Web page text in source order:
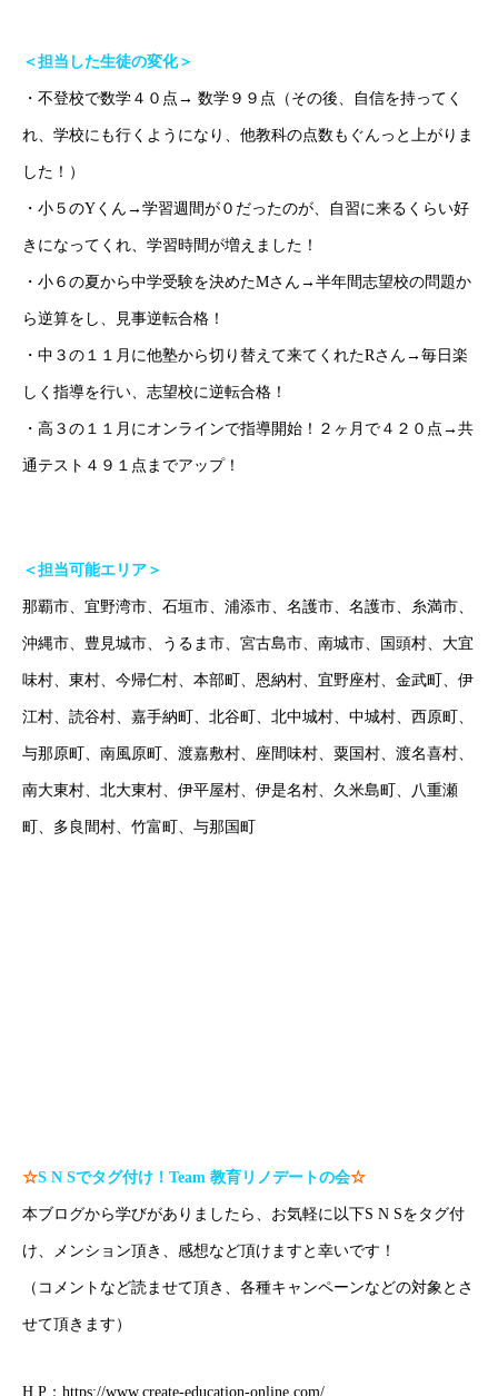
成果報告
各種SNS
ブログ
＜担当した生徒の変化＞
・不登校で数学４０点→ 数学９９点（その後、自信を持ってく
れ、学校にも行くようになり、他教科の点数もぐんっと上がりま
した！）
・小５のYくん→学習週間が０だったのが、自習に来るくらい好
きになってくれ、学習時間が増えました！
・小６の夏から中学受験を決めたMさん→半年間志望校の問題か
ら逆算をし、見事逆転合格！
・中３の１１月に他塾から切り替えて来てくれたRさん→毎日楽
しく指導を行い、志望校に逆転合格！
・高３の１１月にオンラインで指導開始！２ヶ月で４２０点→共
通テスト４９１点までアップ！
＜担当可能エリア＞
那覇市、宜野湾市、石垣市、浦添市、名護市、名護市、糸満市、
沖縄市、豊見城市、うるま市、宮古島市、南城市、国頭村、大宜
味村、東村、今帰仁村、本部町、恩納村、宜野座村、金武町、伊
江村、読谷村、嘉手納町、北谷町、北中城村、中城村、西原町、
与那原町、南風原町、渡嘉敷村、座間味村、粟国村、渡名喜村、
南大東村、北大東村、伊平屋村、伊是名村、久米島町、八重瀬
町、多良間村、竹富町、与那国町
☆S N Sでタグ付け！ Team 教育リノデートの会☆
本ブログから学びがありましたら、お気軽に以下S N Sをタグ付
け、メンション頂き、感想など頂けますと幸いです！
（コメントなど読ませて頂き、各種キャンペーンなどの対象とさ
せて頂きます）
H P： https://www.create-education-online.com/